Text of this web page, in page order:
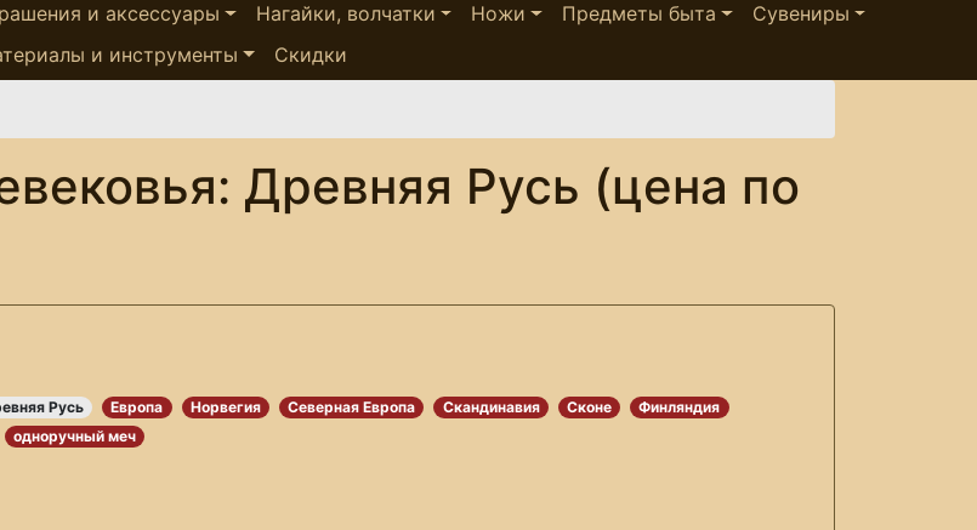
и аксессуары Нагайки, волчатки Ножи Предметы быта
Сувениры
и инструменты
Скидки
Древняя Русь (цена по
Русь Европа Норвегия Северная Европа Скандинавия Сконе
Финляндия
одноручный меч